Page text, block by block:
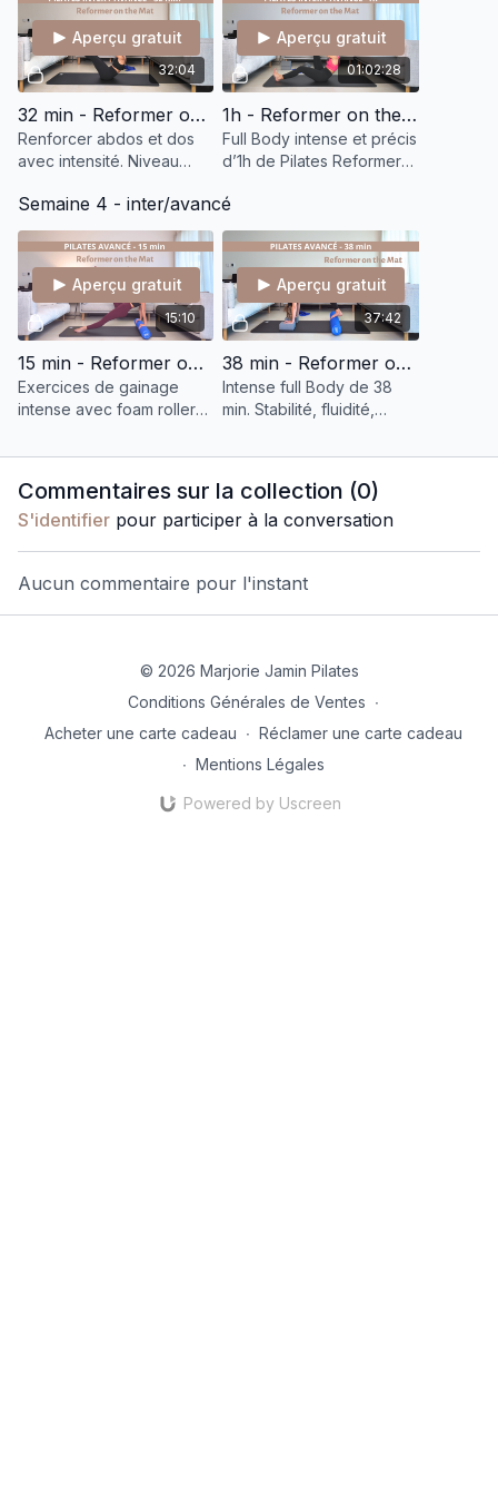
32:04
Aperçu gratuit
32 min - Reformer on the Mat - Abdos & Dos
Renforcer abdos et dos
avec intensité. Niveau
complet avec élastique et
haltères (ou sans)
pendant 32min.
01:02:28
Aperçu gratuit
1h - Reformer on the Mat - Full Body n°6
Full Body intense et précis
d’1h de Pilates Reformer
complète pour explorer le
niveau inter/avancé en
toute sécurité.
Semaine 4 - inter/avancé
15:10
Aperçu gratuit
15 min - Reformer on the Mat - Abdos Bras Épaules
Exercices de gainage
intense avec foam roller
bras, épaules : un
avancés issus du
Reformer.
37:42
Aperçu gratuit
38 min - Reformer on the Mat - Full Body n°7
Intense full Body de 38
min. Stabilité, fluidité,
vrai challenge avancé
Sensations garanties.
Commentaires sur la collection (0)
S'identifier pour participer à la conversation
Aucun commentaire pour l'instant
© 2026 Marjorie Jamin Pilates
Conditions Générales de Ventes ∙
Acheter une carte cadeau ∙ Réclamer une carte cadeau
∙ Mentions Légales
Powered by Uscreen